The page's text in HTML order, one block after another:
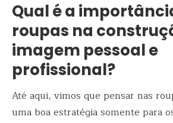
Qual é a
roupas na
imagem pessoal e
profissional?
Até aqui, vimos que pensar nas
uma boa estratégia somente para